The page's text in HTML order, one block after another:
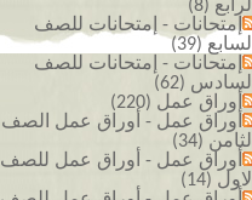
الرابع (8)
إمتحانات - إمتحانات للصف
السابع (39)
إمتحانات - إمتحانات للصف
السادس (62)
أوراق عمل (220)
أوراق عمل - أوراق عمل الصف
الثامن (34)
أوراق عمل - أوراق عمل للصف
الاول (14)